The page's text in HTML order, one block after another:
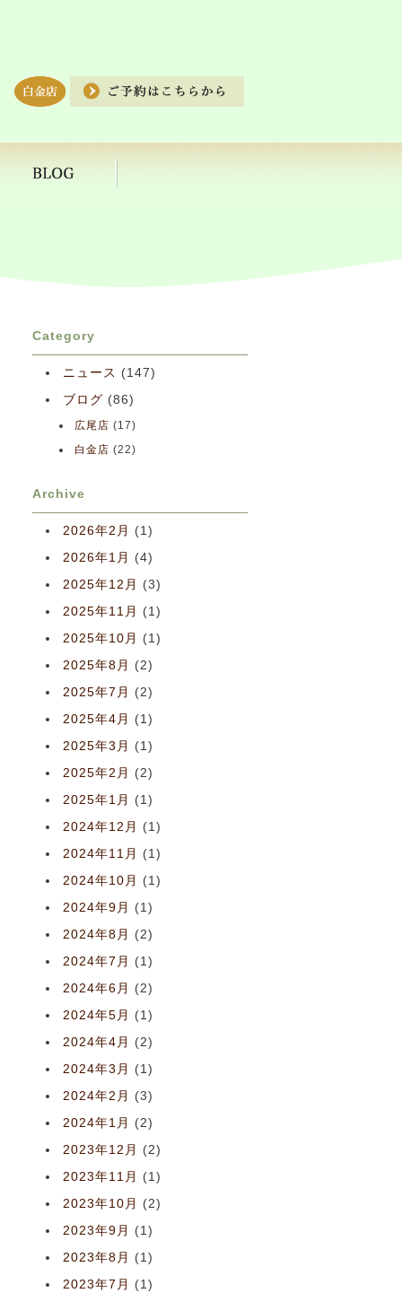
Category
ニュース (147)
ブログ (86)
広尾店 (17)
白金店 (22)
Archive
2026年2月
(1)
2026年1月
(4)
2025年12月
(3)
2025年11月
(1)
2025年10月
(1)
2025年8月
(2)
2025年7月
(2)
2025年4月
(1)
2025年3月
(1)
2025年2月
(2)
2025年1月
(1)
2024年12月
(1)
2024年11月
(1)
2024年10月
(1)
2024年9月
(1)
2024年8月
(2)
2024年7月
(1)
2024年6月
(2)
2024年5月
(1)
2024年4月
(2)
2024年3月
(1)
2024年2月
(3)
2024年1月
(2)
2023年12月
(2)
2023年11月
(1)
2023年10月
(2)
2023年9月
(1)
2023年8月
(1)
2023年7月
(1)